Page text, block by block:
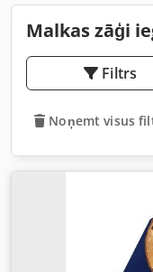
Malkas zāģi
Filtrs
Noņemt visus